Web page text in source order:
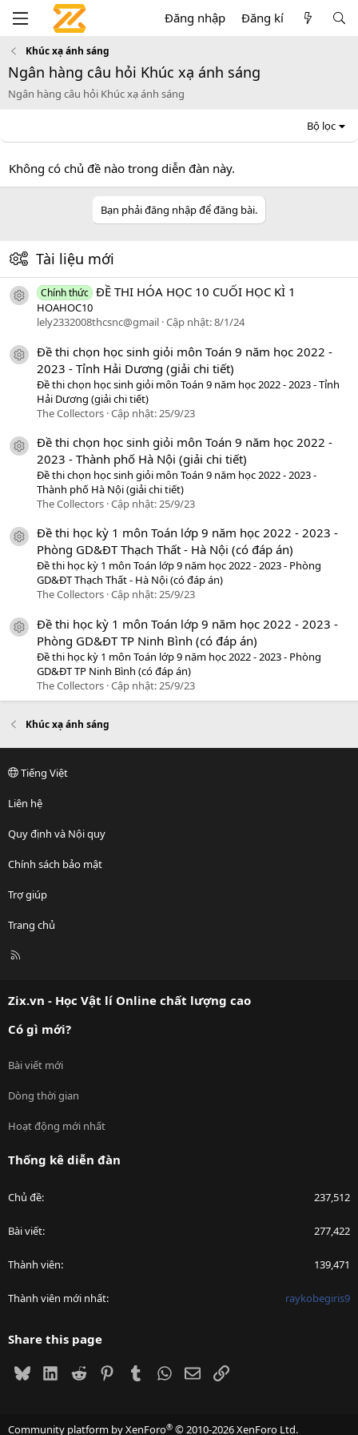
Đăng nhập Đăng kí
Khúc xạ ánh sáng
Ngân hàng câu hỏi Khúc xạ ánh sáng
Ngân hàng câu hỏi Khúc xạ ánh sáng
Bộ lọc
Không có chủ đề nào trong diễn đàn này.
Bạn phải đăng nhập để đăng bài.
Tài liệu mới
icon tài liệu
Chính thức ĐỀ THI HÓA HỌC 10 CUỐI HỌC KÌ 1
HOAHOC10
lely2332008thcsnc@gmail Cập nhật:8/1/24
icon tài liệu
Đề thi chọn học sinh giỏi môn Toán 9 năm học 2022 -
2023 - Tỉnh Hải Dương (giải chi tiết)
Đề thi chọn học sinh giỏi môn Toán 9 năm học 2022 - 2023 - Tỉnh
Hải Dương (giải chi tiết)
The Collectors Cập nhật:25/9/23
icon tài liệu
Đề thi chọn học sinh giỏi môn Toán 9 năm học 2022 -
2023 - Thành phố Hà Nội (giải chi tiết)
Đề thi chọn học sinh giỏi môn Toán 9 năm học 2022 - 2023 -
Thành phố Hà Nội (giải chi tiết)
The Collectors Cập nhật:25/9/23
icon tài liệu
Đề thi học kỳ 1 môn Toán lớp 9 năm học 2022 - 2023 -
Phòng GD&ĐT Thạch Thất - Hà Nội (có đáp án)
Đề thi học kỳ 1 môn Toán lớp 9 năm học 2022 - 2023 - Phòng
GD&ĐT Thạch Thất - Hà Nội (có đáp án)
The Collectors Cập nhật:25/9/23
icon tài liệu
Đề thi học kỳ 1 môn Toán lớp 9 năm học 2022 - 2023 -
Phòng GD&ĐT TP Ninh Bình (có đáp án)
Đề thi học kỳ 1 môn Toán lớp 9 năm học 2022 - 2023 - Phòng
GD&ĐT TP Ninh Bình (có đáp án)
The Collectors Cập nhật: 25/9/23
Khúc xạ ánh sáng
Tiếng Việt
Liên hệ
Quy định và Nội quy
Chính sách bảo mật
Trợ giúp
Trang chủ
R
Zix.vn - Học Vật lí Online chất lượng cao
Có gì mới?
Bài viết mới
Dòng thời gian
Hoạt động mới nhất
Thống kê diễn đàn
Chủ đề 237,512
Bài viết 277,422
Thành viên 139,471
Thành viên mới nhất raykobegiris9
Share this page
BlueskyLinkedIn
Reddit PinterestTumblrWhatsApp
EmailLink
Community platform by XenForo® © 2010-2026 XenForo Ltd.